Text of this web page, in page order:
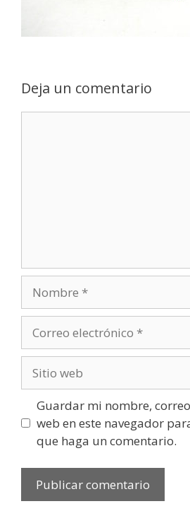
Deja un comentario
electrónico
web
Guardar mi nombre,
web en este navegador
que haga un comentario.